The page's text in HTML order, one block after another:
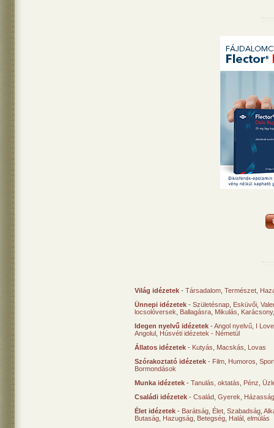
Világ idézetek - Társadalom Természet
Ünnepi idézetek - Születésnap Esküvői
locsolóversek
Ballagásra Mikulás Karácsony
Idegen nyelvű idézetek -Angol nyelvű I
Angolul Húsvéti idézetek - Németül
Állatos idézetek - Kutyás Macskás
Lovas
Szórakoztató idézetek - Film Humoros
Bormondások
Munka idézetek - Tanulás, oktatás Pénz
Családi idézetek - Család Gyerek
Élet idézetek - Barátság Élet Szabadság
Butaság Hazugság Betegség Halál, elmúlás